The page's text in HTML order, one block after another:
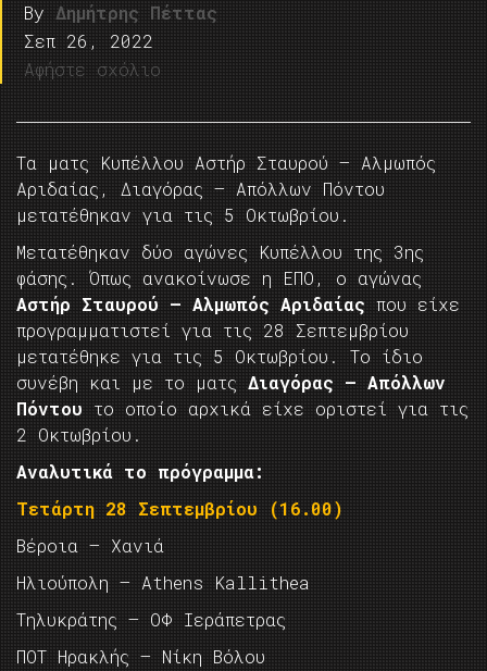
By Δημήτρης Πέττας
Σεπ 26, 2022
Αφήστε σχόλιο
Τα ματς Κυπέλλου Αστήρ Σταυρού – Αλμωπός
Αριδαίας, Διαγόρας – Απόλλων Πόντου
μετατέθηκαν για τις 5 Οκτωβρίου.
Μετατέθηκαν δύο αγώνες Κυπέλλου της 3ης
φάσης. Όπως ανακοίνωσε η ΕΠΟ, ο αγώνας
Αστήρ Σταυρού – Αλμωπός Αριδαίας που είχε
προγραμματιστεί για τις 28 Σεπτεμβρίου
μετατέθηκε για τις 5 Οκτωβρίου. Το ίδιο
συνέβη και με το ματς Διαγόρας – Απόλλων
Πόντου το οποίο αρχικά είχε οριστεί για τις
2 Οκτωβρίου.
Αναλυτικά το πρόγραμμα:
Τετάρτη 28 Σεπτεμβρίου (16.00)
Βέροια – Χανιά
Ηλιούπολη – Athens Kallithea
Τηλυκράτης – ΟΦ Ιεράπετρας
ΠΟΤ Ηρακλής – Νίκη Βόλου